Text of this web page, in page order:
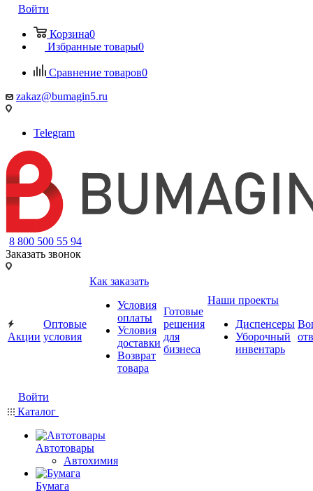
Войти
Корзина0
Избранные товары0
Сравнение товаров0
zakaz@bumagin5.ru
Telegram
8 800 500 55 94
Заказать звонок
Акции
Оптовые
условия
Как заказать
Условия
оплаты
Условия
доставки
Возврат
товара
Готовые
решения
для
бизнеса
Наши проекты
Диспенсеры
Уборочный
инвентарь
Войти
Каталог
Автотовары
Автохимия
Бумага